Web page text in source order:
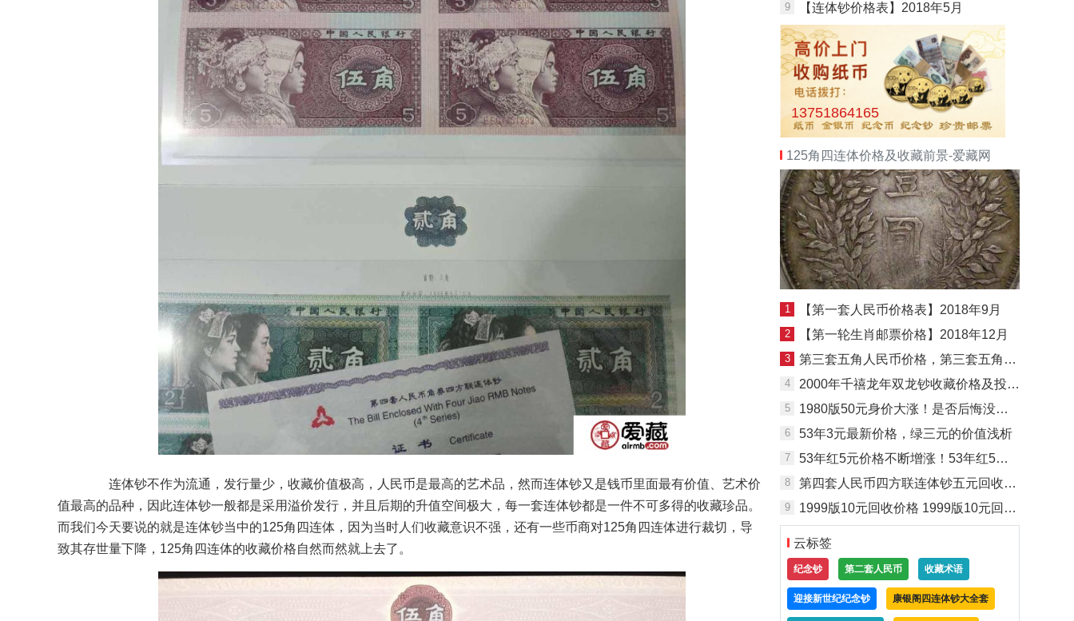
连体钞不作为流通，发行量少，收藏价值极高，人民币是最高的艺术品，然而连体钞又是钱币里面最有价值、艺术价
值最高的品种，因此连体钞一般都是采用溢价发行，并且后期的升值空间极大，每一套连体钞都是一件不可多得的收藏珍品。
而我们今天要说的就是连体钞当中的125角四连体，因为当时人们收藏意识不强，还有一些币商对125角四连体进行裁切，导
致其存世量下降，125角四连体的收藏价格自然而然就上去了。
9 【连体钞价格表】2018年5月
13751864165
125角四连体价格及收藏前景-爱藏网
1 【第一套人民币价格表】2018年9月
2 【第一轮生肖邮票价格】2018年12月
3 第三套五角人民币价格，第三套五角人民币最新价格一览表
4 2000年千禧龙年双龙钞收藏价格及投资浅析
5 1980版50元身价大涨！是否后悔没有购入1980版50元
6 53年3元最新价格，绿三元的价值浅析
7 53年红5元价格不断增涨！53年红5元发展前景一片光明
8 第四套人民币四方联连体钞五元回收价格
9 1999版10元回收价格 1999版10元回收价格表
云标签
纪念钞 第二套人民币 收藏术语
迎接新世纪纪念钞 康银阁四连体钞大全套